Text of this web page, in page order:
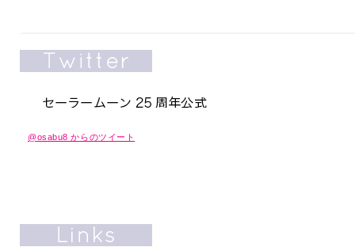
@osabu8 からのツイート